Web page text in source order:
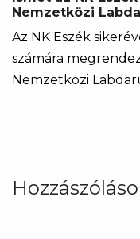
Nemzetközi
Az NK Eszék
számára
Nemzetközi